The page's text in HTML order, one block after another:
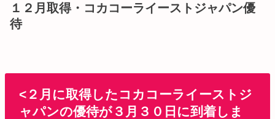
１２月取得・コカコーライーストジャパン優
待
<２月に取得したコカコーライーストジ
ャパンの優待が３月３０日に到着しま